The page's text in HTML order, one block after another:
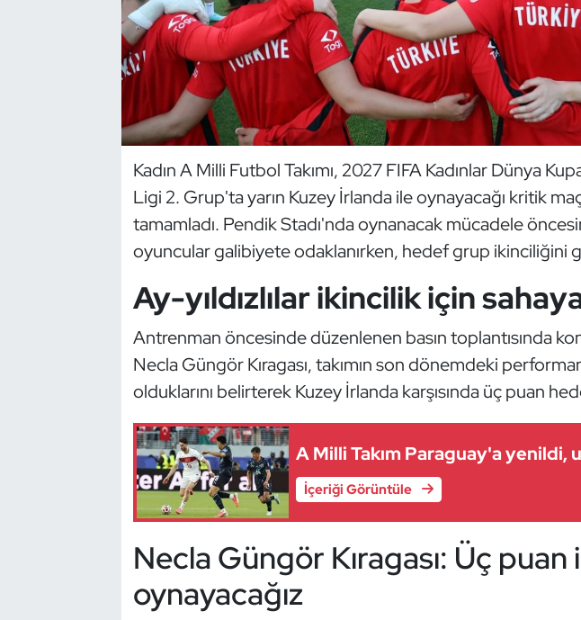
Kadın A Milli Futbol Takımı, 2027 FIFA Kadınlar Dünya
Ligi 2. Grup'ta yarın Kuzey İrlanda ile oynayacağı kritik
tamamladı. Pendik Stadı'nda oynanacak mücadele
oyuncular galibiyete odaklanırken, hedef grup ikinciliğini
Ay-yıldızlılar ikincilik için
Antrenman öncesinde düzenlenen basın toplantısında
Necla Güngör Kıragası, takımın son dönemdeki
olduklarını belirterek Kuzey İrlanda karşısında üç puan
A Milli Takım Paraguay'a yenildi,
İçeriği Görüntüle
Necla Güngör Kıragası: Üç puan
oynayacağız
Dans Sporları
Hava Sporları